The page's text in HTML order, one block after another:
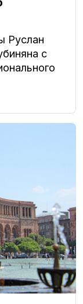
Руслан
с